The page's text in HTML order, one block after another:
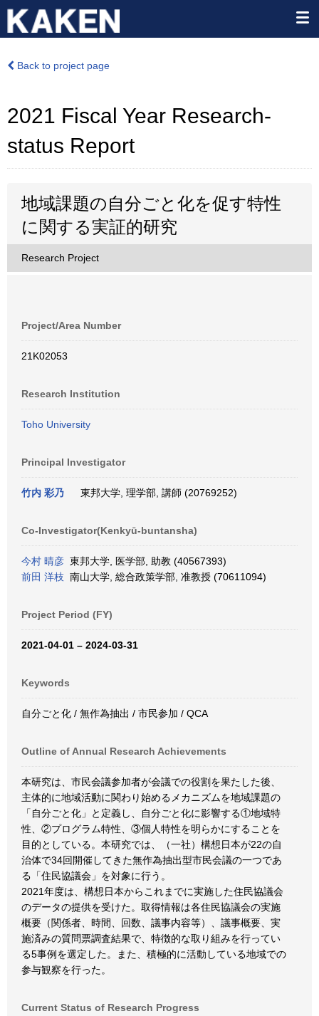
Back to project page
2021 Fiscal Year Research-
status Report
地域課題の自分ごと化を促す特性
に関する実証的研究
Research Project
Project/Area Number
21K02053
Research Institution
Toho University
Principal Investigator
竹内 彩乃 東邦大学, 理学部, 講師 (20769252)
Co-Investigator(Kenkyū-buntansha)
今村 晴彦 東邦大学, 医学部, 助教 (40567393)
前田 洋枝 南山大学, 総合政策学部, 准教授 (70611094)
Project Period (FY)
2021-04-01 – 2024-03-31
Keywords
自分ごと化 / 無作為抽出 / 市民参加 / QCA
Outline of Annual Research Achievements
本研究は、市民会議参加者が会議での役割を果たした後、
主体的に地域活動に関わり始めるメカニズムを地域課題の
「自分ごと化」と定義し、自分ごと化に影響する①地域特
性、②プログラム特性、③個人特性を明らかにすることを
目的としている。本研究では、（一社）構想日本が22の自
治体で34回開催してきた無作為抽出型市民会議の一つであ
る「住民協議会」を対象に行う。
2021年度は、構想日本からこれまでに実施した住民協議会
のデータの提供を受けた。取得情報は各住民協議会の実施
概要（関係者、時間、回数、議事内容等）、議事概要、実
施済みの質問票調査結果で、特徴的な取り組みを行ってい
る5事例を選定した。また、積極的に活動している地域での
参与観察を行った。
Current Status of Research Progress